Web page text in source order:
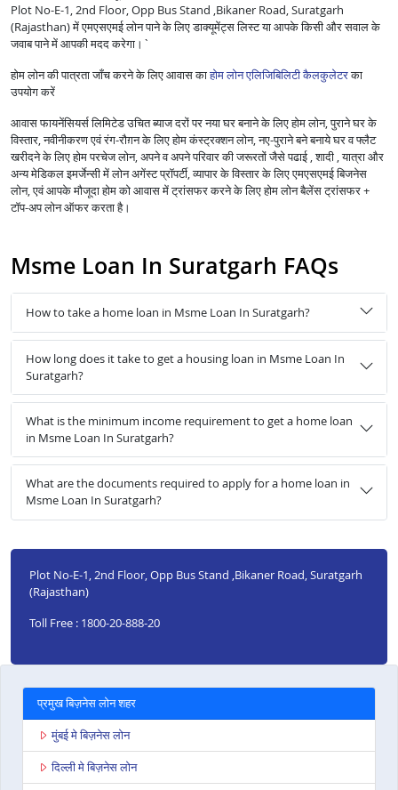
Plot No-E-1, 2nd Floor, Opp Bus Stand ,Bikaner Road, Suratgarh
(Rajasthan) में एमएसएमई लोन पाने के लिए डाक्यूमेंट्स लिस्ट या आपके किसी और सवाल के
जवाब पाने में आपकी मदद करेगा।`
होम लोन की पात्रता जाँच करने के लिए आवास काहोम लोन एलिजिबिलिटी कैलकुलेटरका
उपयोग करें
आवास फायनेंसियर्स लिमिटेड उचित ब्याज दरों पर नया घर बनाने के लिए होम लोन, पुराने घर के
विस्तार, नवीनीकरण एवं रंग-रौग़न के लिए होम कंस्ट्रक्शन लोन, नए-पुराने बने बनाये घर व फ्लैट
खरीदने के लिए होम परचेज लोन, अपने व अपने परिवार की जरूरतों जैसे पढाई , शादी , यात्रा और
अन्य मेडिकल इमर्जेन्सी में लोन अगेंस्ट प्रॉपर्टी, व्यापार के विस्तार के लिए एमएसएमई बिजनेस
लोन, एवं आपके मौजूदा होम को आवास में ट्रांसफर करने के लिए होम लोन बैलेंस ट्रांसफर +
टॉप-अप लोन ऑफर करता है।
Msme Loan In Suratgarh FAQs
How to take a home loan in Msme Loan In Suratgarh?
How long does it take to get a housing loan in Msme Loan In
Suratgarh?
What is the minimum income requirement to get a home loan
in Msme Loan In Suratgarh?
What are the documents required to apply for a home loan in
Msme Loan In Suratgarh?
Plot No-E-1, 2nd Floor, Opp Bus Stand ,Bikaner Road, Suratgarh
(Rajasthan)
Toll Free : 1800-20-888-20
प्रमुख बिज़नेस लोन शहर
मुंबई मे बिज़नेस लोन
दिल्ली मे बिज़नेस लोन